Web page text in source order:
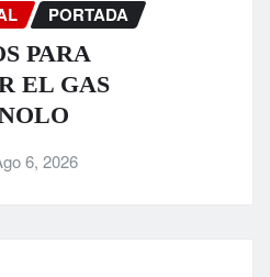
PORTADA
PARA
EL GAS
6, 2026